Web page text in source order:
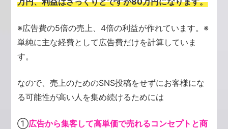
※広告費の5倍の売上、4倍の利益が作れています。 ※
単純に主な経費として広告費だけを計算していま
す。
なので、売上のためのSNS投稿をせずにお客様にな
る可能性が高い人を集め続けるためには
①広告から集客して高単価で売れるコンセプトと商